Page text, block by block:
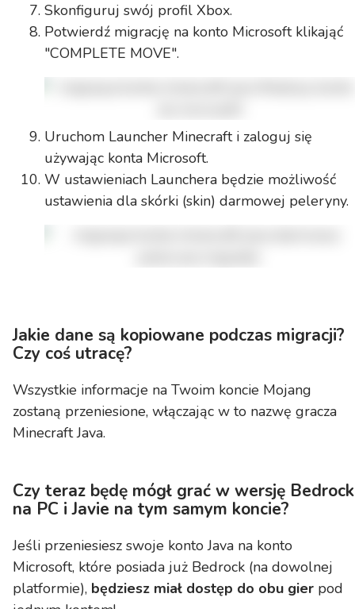
Skonfiguruj swój profil Xbox.
Potwierdź migrację na konto Microsoft klikająć
"COMPLETE MOVE".
Uruchom Launcher Minecraft i zaloguj się
używając konta Microsoft.
W ustawieniach Launchera będzie możliwość
ustawienia dla skórki (skin) darmowej peleryny.
Jakie dane są kopiowane podczas migracji?
Czy coś utracę?
Wszystkie informacje na Twoim koncie Mojang
zostaną przeniesione, włączając w to nazwę gracza
Minecraft Java.
Czy teraz będę mógł grać w wersję Bedrock
na PC i Javie na tym samym koncie?
Jeśli przeniesiesz swoje konto Java na konto
Microsoft, które posiada już Bedrock (na dowolnej
platformie), będziesz miał dostęp do obu gier pod